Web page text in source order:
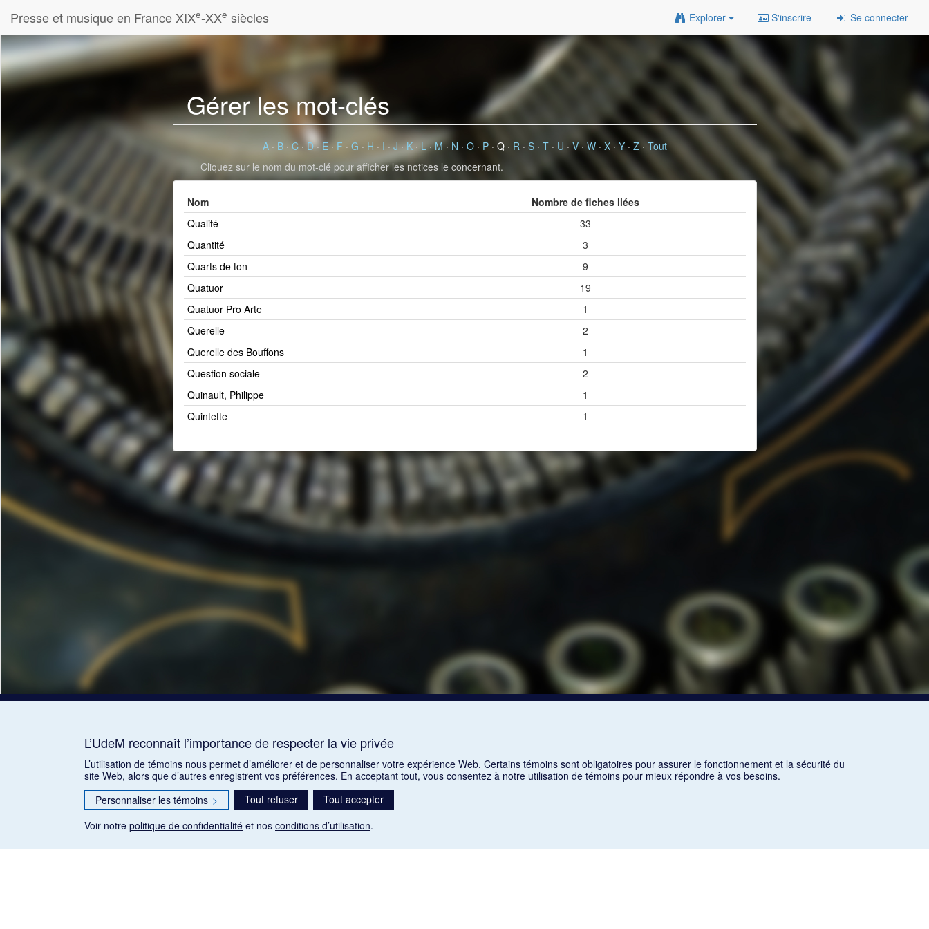
Presse et musique en France XIXe-XXe siècles Explorer S'inscrire Se connecter
Gérer les mot-clés
A· B· C·D· E· F · G · H · I ·J·K· L·M· N · O· P· Q· R· S· T· U · V· W· X· Y· Z· Tout
Cliquez sur le nom du mot-clé pour afficher les notices le concernant.
Nom
Nombre de fiches liées
Qualité
33
Quantité
3
Quarts de ton
9
Quatuor
19
Quatuor Pro Arte
1
Querelle
2
Querelle des Bouffons
1
Question sociale
2
Quinault, Philippe
1
Quintette
1
L’UdeM reconnaît l’importance de respecter la vie privée
L’utilisation de témoins nous permet d’améliorer et de personnaliser votre expérience Web. Certains témoins sont obligatoires pour assurer le fonctionnement et la sécurité du
site Web, alors que d’autres enregistrent vos préférences. En acceptant tout, vous consentez à notre utilisation de témoins pour mieux répondre à vos besoins.
Personnaliser les témoins > Tout refuser
Tout accepter
Voir notre politique de confidentialité et nos conditions d’utilisation.